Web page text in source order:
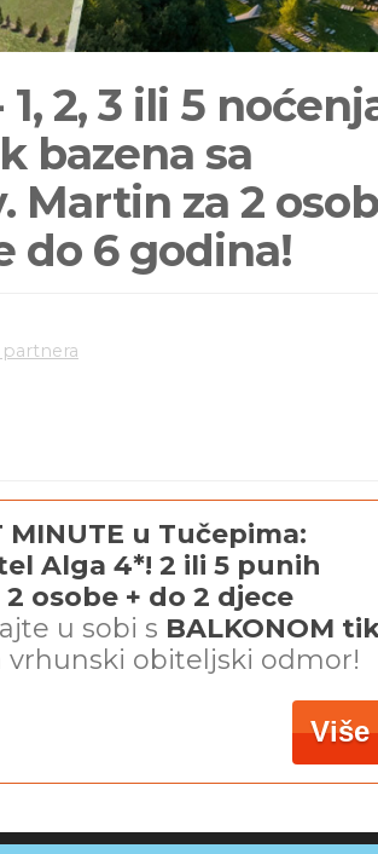
2, 3 ili 5
bazena sa
Martin za 2
do 6 godina!
MINUTE u Tučepima:
Alga 4*! 2 ili 5 punih
osobe + do 2 djece
u sobi s BALKONOM
vrhunski obiteljski odmor!
Više